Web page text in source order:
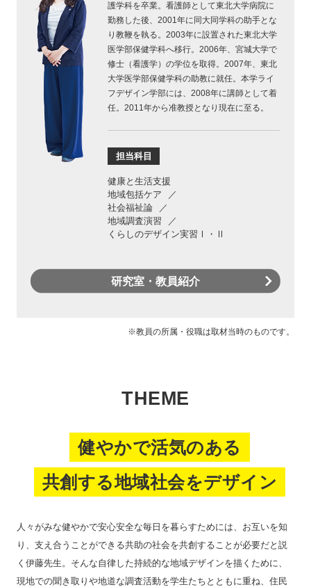
護学科を卒業。看護師として東北大学病院に
勤務した後、2001年に同大同学科の助手とな
り教鞭を執る。2003年に設置された東北大学
医学部保健学科へ移行。2006年、宮城大学で
修士（看護学）の学位を取得。2007年、東北
大学医学部保健学科の助教に就任。本学ライ
フデザイン学部には、2008年に講師として着
任。2011年から准教授となり現在に至る。
担当科目
健康と生活支援
地域包括ケア
社会福祉論
地域調査演習
くらしのデザイン実習Ⅰ・Ⅱ
研究室・教員紹介
※教員の所属・役職は取材当時のものです。
THEME
健やかで活気のある
共創する地域社会をデザイン
人々がみな健やかで安心安全な毎日を暮らすためには、お互いを知
り、支え合うことができる共助の社会を共創することが必要だと説
く伊藤先生。そんな自律した持続的な地域デザインを描くために、
現地での聞き取りや地道な調査活動を学生たちとともに重ね、住民